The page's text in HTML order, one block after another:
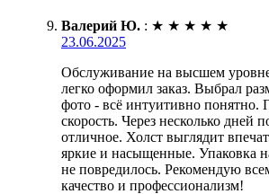
Валерий Ю. : ★ ★ ★ ★ ★
23.06.2025
Обслуживание на высшем
легко оформил заказ. Выбрал
фото - всё интуитивно понятно.
скорость. Через несколько дней
отличное. Холст выглядит
яркие и насыщенные. Упаковка
не повредилось. Рекомендую
качество и профессионализм!